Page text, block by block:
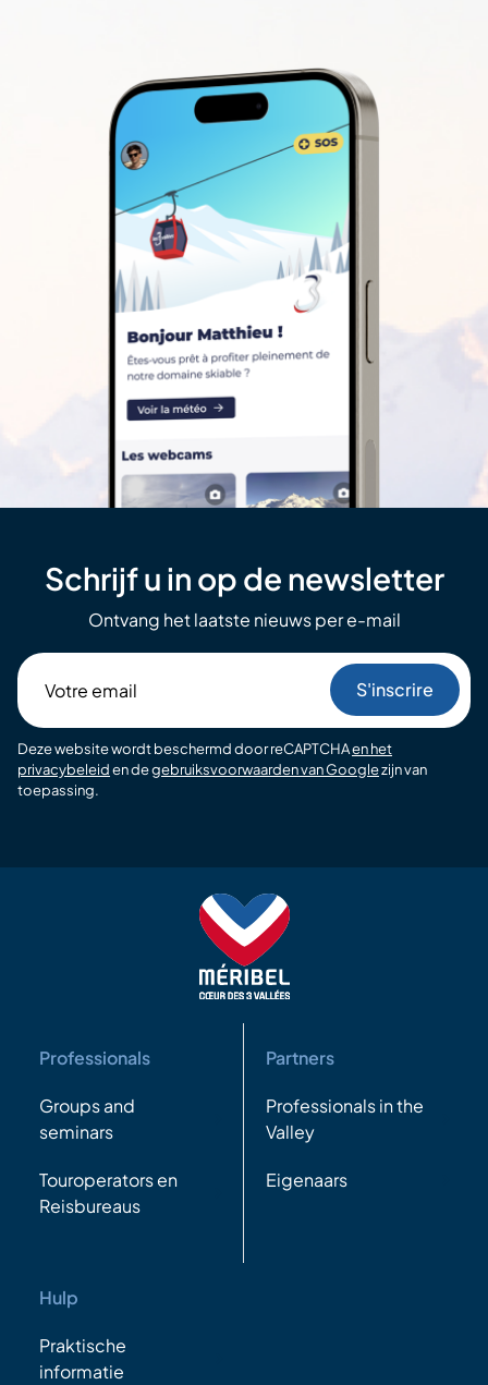
Schrijf u in op de newsletter
Ontvang het laatste nieuws per e-mail
email
Deze website wordt beschermd door reCAPTCHAen het
privacybeleiden degebruiksvoorwaarden van Googlezijn van
toepassing.
Professionals
Groups and
seminars
Touroperators en
Reisbureaus
Partners
Professionals in the
Valley
Eigenaars
Hulp
Praktische
informatie